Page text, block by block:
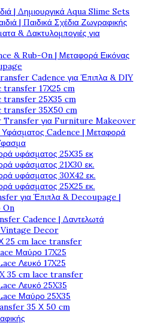
| Δημιουργικά Aqua Slime Sets
| Παιδικά Σχέδια Ζωγραφικής
& Δακτυλομπογιές για
& Rub-On | Μεταφορά Εικόνας
Cadence για Έπιπλα & DIY
transfer 17Χ25 cm
transfer 25Χ35 cm
transfer 35Χ50 cm
Transfer για Furniture Makeover
Cadence | Μεταφορά
υφάσματος 25Χ35 εκ
υφάσματος 21Χ30 εκ.
υφάσματος 30Χ42 εκ.
υφάσματος 25Χ25 εκ.
για Έπιπλα & Decoupage |
On
Cadence | Δαντελωτά
Decor
25 cm lace transfer
Μαύρο 17X25
Λευκό 17X25
35 cm lace transfer
Λευκό 25X35
Μαύρο 25X35
35 Χ 50 cm